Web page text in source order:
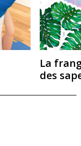
La
des